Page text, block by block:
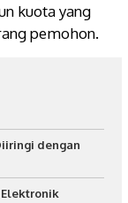
kuota yang
pemohon.
dengan